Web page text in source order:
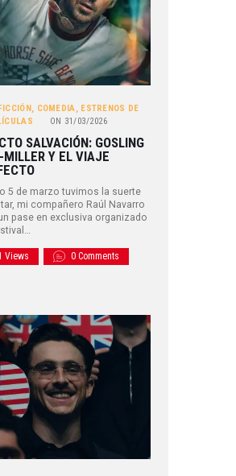
, COMEDIA, ESTRENOS DE
ON 31/03/2026
SALVACIÓN: GOSLING
MILLER Y EL VIAJE
5 de marzo tuvimos la suerte
mi compañero Raúl Navarro
pase en exclusiva organizado
Views 0 Comments